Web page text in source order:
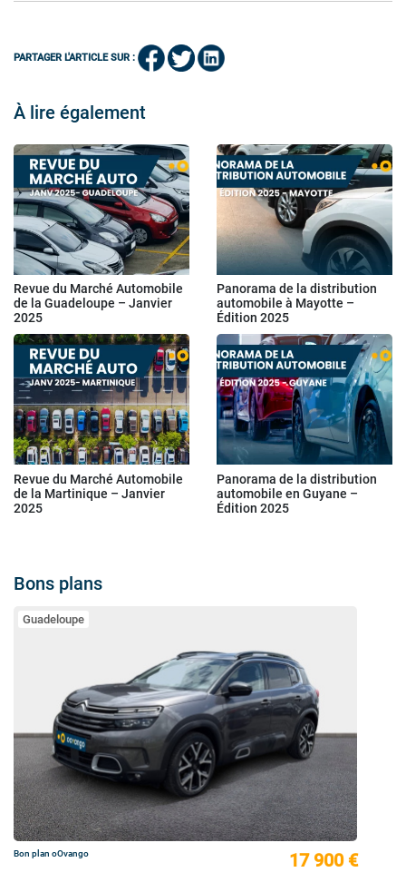
PARTAGER L'ARTICLE SUR :
À lire également
Revue du Marché Automobile
de la Guadeloupe – Janvier
2025
Panorama de la distribution
automobile à Mayotte –
Édition 2025
Revue du Marché Automobile
de la Martinique – Janvier
2025
Panorama de la distribution
automobile en Guyane –
Édition 2025
Bons plans
Guadeloupe
Bon plan oOvango 17 900 €